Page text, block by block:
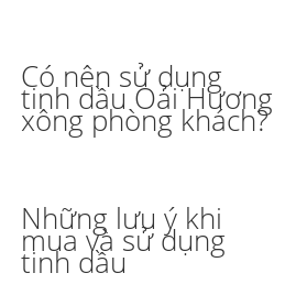
Có nên sử dụng
tinh dầu Oải Hương
xông phòng khách?
Những lưu ý khi
mua và sử dụng
tinh dầu